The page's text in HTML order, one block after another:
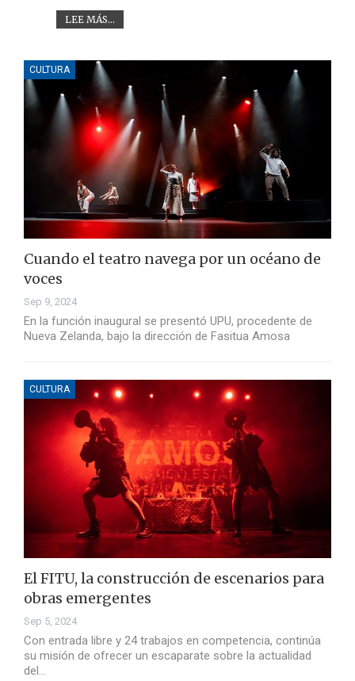
LEE MÁS...
CULTURA
Cuando el teatro navega por un océano de
voces
Sep 9, 2024
En la función inaugural se presentó UPU, procedente de
Nueva Zelanda, bajo la dirección de Fasitua Amosa
CULTURA
El FITU, la construcción de escenarios para
obras emergentes
Sep 5, 2024
Con entrada libre y 24 trabajos en competencia, continúa
su misión de ofrecer un escaparate sobre la actualidad
del…